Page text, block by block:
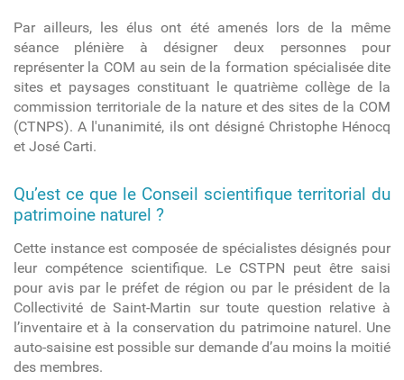
Par ailleurs, les élus ont été amenés lors de la même
séance plénière à désigner deux personnes pour
représenter la COM au sein de la formation spécialisée dite
sites et paysages constituant le quatrième collège de la
commission territoriale de la nature et des sites de la COM
(CTNPS). A l'unanimité, ils ont désigné Christophe Hénocq
et José Carti.
Qu’est ce que le Conseil scientifique territorial du
patrimoine naturel ?
Cette instance est composée de spécialistes désignés pour
leur compétence scientifique. Le CSTPN peut être saisi
pour avis par le préfet de région ou par le président de la
Collectivité de Saint-Martin sur toute question relative à
l’inventaire et à la conservation du patrimoine naturel. Une
auto-saisine est possible sur demande d’au moins la moitié
des membres.